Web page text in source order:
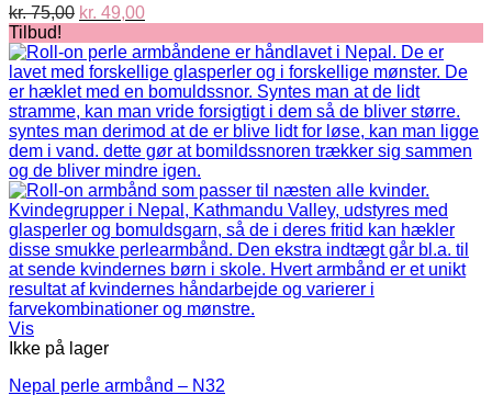
kr.75,00 Den
pris
var:
kr. 75,00.
kr. 49,00Den
pris
er:
kr. 49,00.
Tilbud!
Vis
Ikke på lager
Nepal perle armbånd – N32